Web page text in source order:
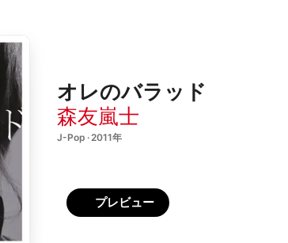
オレのバラッド
森友嵐士
J-Pop · 2011年
プレビュー